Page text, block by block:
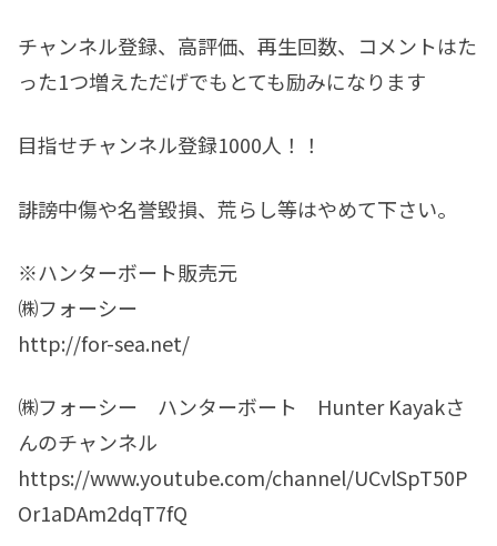
チャンネル登録、高評価、再生回数、コメントはた
った1つ増えただげでもとても励みになります
目指せチャンネル登録1000人！！
誹謗中傷や名誉毀損、荒らし等はやめて下さい。
※ハンターボート販売元
㈱フォーシー
http://for-sea.net/
㈱フォーシー ハンターボート Hunter Kayakさ
んのチャンネル
https://www.youtube.com/channel/UCvlSpT50P
Or1aDAm2dqT7fQ